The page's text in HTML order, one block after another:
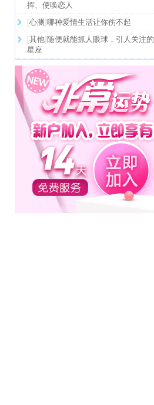
挥、使唤恋人
[心测 ]哪种爱情生活让你伤不起
[其他] 随便就能抓人眼球，引人关注的
星座